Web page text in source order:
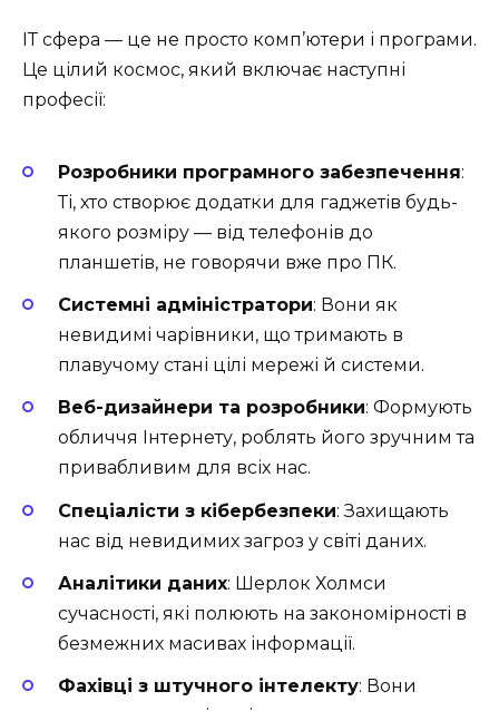
ІТ сфера — це не просто комп’ютери і програми.
Це цілий космос, який включає наступні
професії:
Розробники програмного забезпечення:
Ті, хто створює додатки для гаджетів будь-
якого розміру — від телефонів до
планшетів, не говорячи вже про ПК.
Системні адміністратори: Вони як
невидимі чарівники, що тримають в
плавучому стані цілі мережі й системи.
Веб-дизайнери та розробники: Формують
обличчя Інтернету, роблять його зручним та
привабливим для всіх нас.
Спеціалісти з кібербезпеки: Захищають
нас від невидимих загроз у світі даних.
Аналітики даних: Шерлок Холмси
сучасності, які полюють на закономірності в
безмежних масивах інформації.
Фахівці з штучного інтелекту: Вони